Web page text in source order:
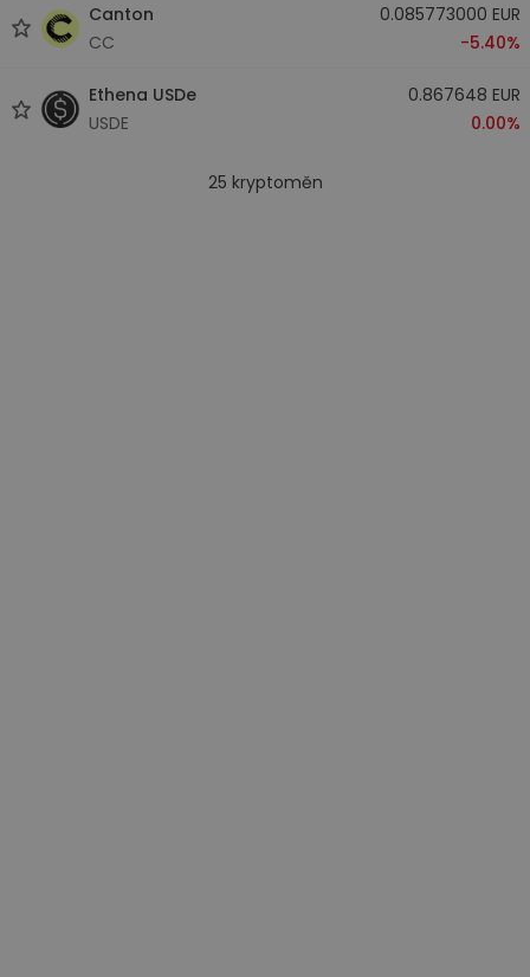
Canton
CC
0.085773000 EUR
-5.40%
Ethena USDe
USDE
0.867648 EUR
0.00%
25 kryptoměn